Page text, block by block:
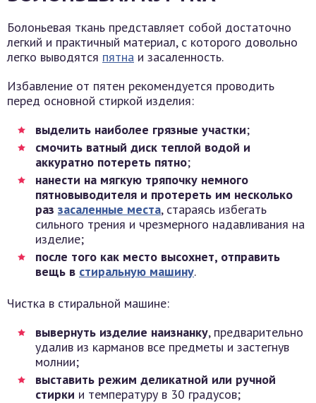
Болоньевая ткань представляет собой достаточно
легкий и практичный материал, с которого довольно
легко выводятся пятна и засаленность.
Избавление от пятен рекомендуется проводить
перед основной стиркой изделия:
выделить наиболее грязные участки;
смочить ватный диск теплой водой и
аккуратно потереть пятно;
нанести на мягкую тряпочку немного
пятновыводителя и протереть им несколько
раз засаленные места, стараясь избегать
сильного трения и чрезмерного надавливания на
изделие;
после того как место высохнет, отправить
вещь в стиральную машину.
Чистка в стиральной машине:
вывернуть изделие наизнанку, предварительно
удалив из карманов все предметы и застегнув
молнии;
выставить режим деликатной или ручной
стирки и температуру в 30 градусов;